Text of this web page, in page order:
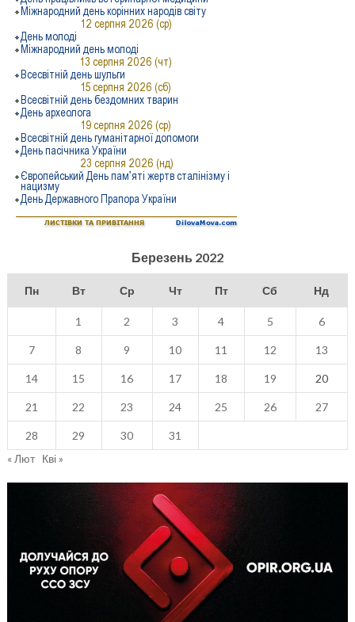
Березень 2022
Пн Вт Ср Чт Пт Сб Нд
1 2 3 4 5 6
7 8 9 10 11 12 13
14 15 16 17 18 19 20
21 22 23 24 25 26 27
28 29 30
31
« Лют Кві »